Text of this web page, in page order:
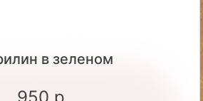
в зеленом
950 р.